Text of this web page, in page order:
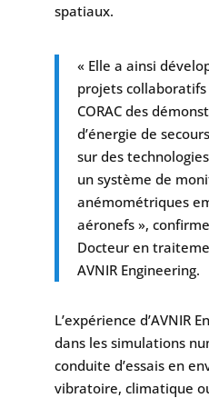
spatiaux.
« Elle a ainsi
projets collaboratifs
CORAC des
d’énergie de
sur des
un système de
anémométriques
aéronefs »,
Docteur en
AVNIR Engineering.
L’expérience d’AVNIR
dans les simulations
conduite d’essais en
vibratoire, climatique